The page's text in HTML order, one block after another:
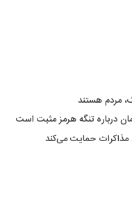
مردم هستند
درباره تنگه هرمز مثبت است
مذاکرات حمایت می‌کند